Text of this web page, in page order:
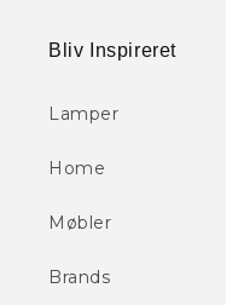
Bliv Inspireret
Lamper
Home
Møbler
Brands